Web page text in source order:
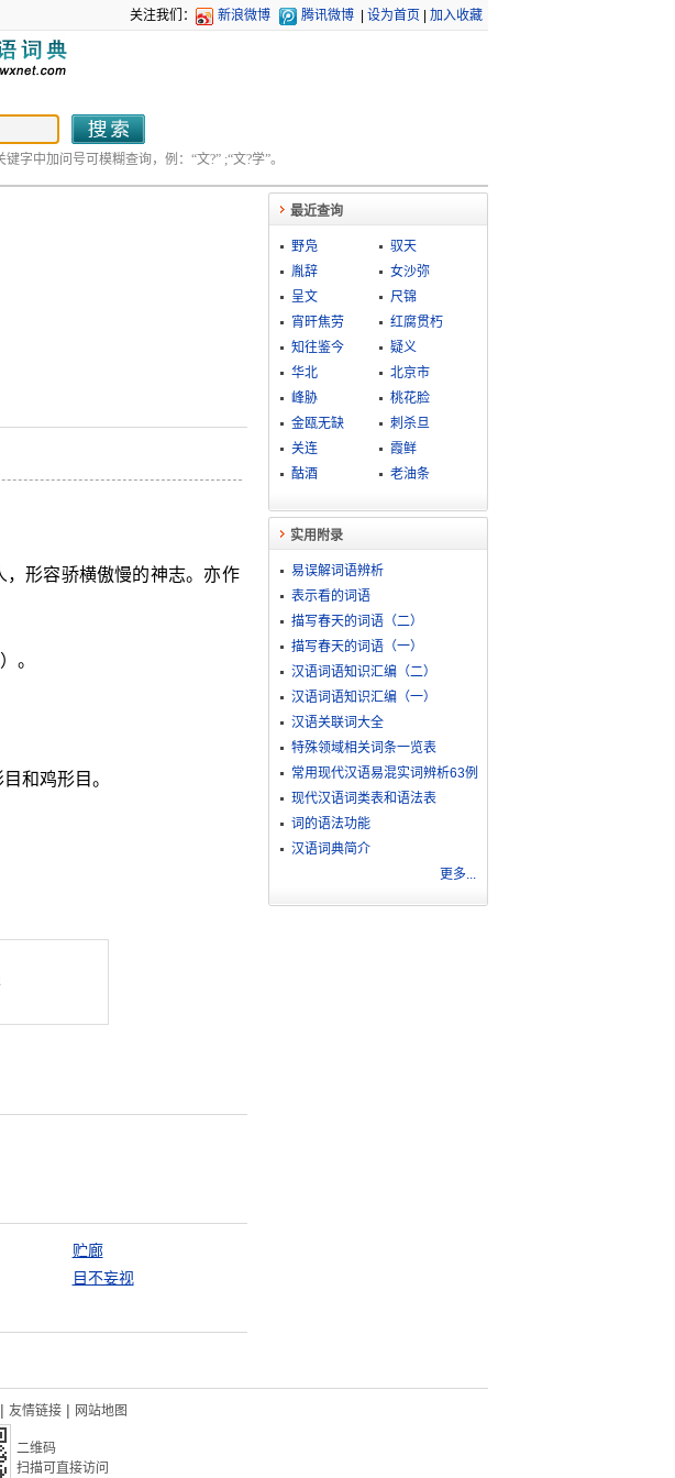
关注我们： 新浪微博 腾讯微博 设为首页 加入收藏
字中加问号可模糊查询，例：“文?” ;“文?学”。
形容骄横傲慢的神志。亦作
。
和鸡形目。
贮廊
目不妄视
最近查询
野凫
驭天
胤辞
女沙弥
呈文
尺锦
宵旰焦劳
红腐贯朽
知往鉴今
疑义
华北
北京市
峰胁
桃花脸
金瓯无缺
刺杀旦
关连
霞鲜
酤酒
老油条
实用附录
易误解词语辨析
表示看的词语
描写春天的词语（二）
描写春天的词语（一）
汉语词语知识汇编（二）
汉语词语知识汇编（一）
汉语关联词大全
特殊领域相关词条一览表
常用现代汉语易混实词辨析63例
现代汉语词类表和语法表
词的语法功能
汉语词典简介
更多...
| 友情链接 | 网站地图
二维码
扫描可直接访问